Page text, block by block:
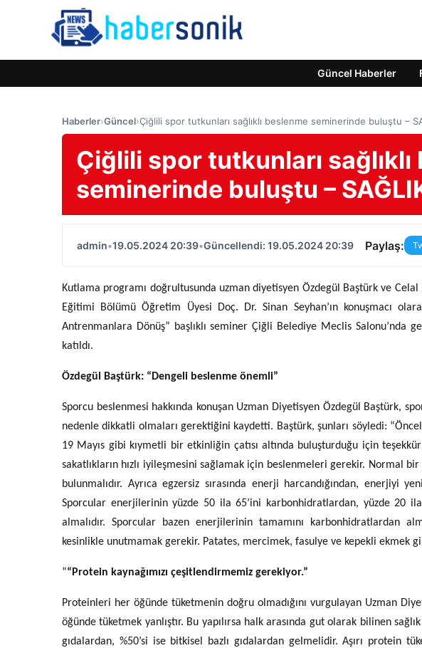
Güncel Haberler
Haberler›Güncel›Çiğlili spor tutkunları sağlıklı beslenme seminerinde buluştu –
Çiğlili spor tutkunları
seminerinde buluştu –
admin•19.05.2024 20:39•Güncellendi: 19.05.2024 20:39 Paylaş:
Kutlama programı doğrultusunda uzman diyetisyen Özdegül Baştürk ve
Eğitimi Bölümü Öğretim Üyesi Doç. Dr. Sinan Seyhan’ın konuşmacı
Antrenmanlara Dönüş” başlıklı seminer Çiğli Belediye Meclis Salonu’nda
katıldı.
Özdegül Baştürk: “Dengeli beslenme önemli”
Sporcu beslenmesi hakkında konuşan Uzman Diyetisyen Özdegül Baştürk,
nedenle dikkatli olmaları gerektiğini kaydetti. Baştürk, şunları söyledi:
19 Mayıs gibi kıymetli bir etkinliğin çatısı altında buluşturduğu için
sakatlıkların hızlı iyileşmesini sağlamak için beslenmeleri gerekir. Normal
bulunmalıdır. Ayrıca egzersiz sırasında enerji harcandığından, enerjiyi
Sporcular enerjilerinin yüzde 50 ila 65’ini karbonhidratlardan, yüzde 20
almalıdır. Sporcular bazen enerjilerinin tamamını karbonhidratlardan
kesinlikle unutmamak gerekir. Patates, mercimek, fasulye ve kepekli ekmek
““Protein kaynağımızı çeşitlendirmemiz gerekiyor.”
Proteinleri her öğünde tüketmenin doğru olmadığını vurgulayan Uzman
öğünde tüketmek yanlıştır. Bu yapılırsa halk arasında gut olarak bilinen
gıdalardan, %50’si ise bitkisel bazlı gıdalardan gelmelidir. Aşırı protein